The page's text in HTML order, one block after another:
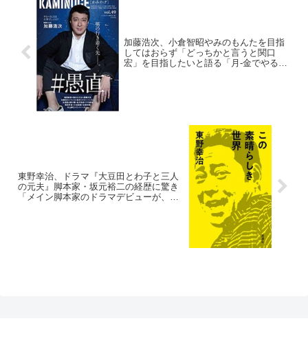
加藤浩次、小倉智昭やみのもんたを目指
してはおらず「どっちかと言うと関口
宏」を目指したいと語る「月-金でやるよ
東野幸治、ドラマ『大豆田とわ子と三人
の元夫』脚本家・坂元裕二の経歴に驚き
「メイン脚本家のドラマデビューが、